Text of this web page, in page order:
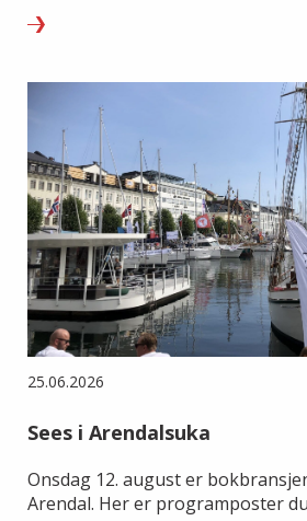
25.06.2026
Sees i Arendalsuka
Onsdag 12. august er
Arendal. Her er programposter